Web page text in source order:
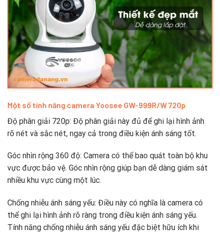
Một số tính năng camera Yoosee GW-999R/W 720p
Độ phân giải 720p: Độ phân giải này đủ để ghi lại hình ảnh
rõ nét và sắc nét, ngay cả trong điều kiện ánh sáng tốt.
Góc nhìn rộng 360 độ: Camera có thể bao quát toàn bộ khu
vực được bảo vệ. Góc nhìn rộng giúp bạn dễ dàng giám sát
nhiều khu vực cùng một lúc.
Chống nhiễu ánh sáng yếu: Điều này có nghĩa là camera có
thể ghi lại hình ảnh rõ ràng trong điều kiện ánh sáng yếu.
Tính năng chống nhiễu ánh sáng yếu đặc biệt hữu ích khi